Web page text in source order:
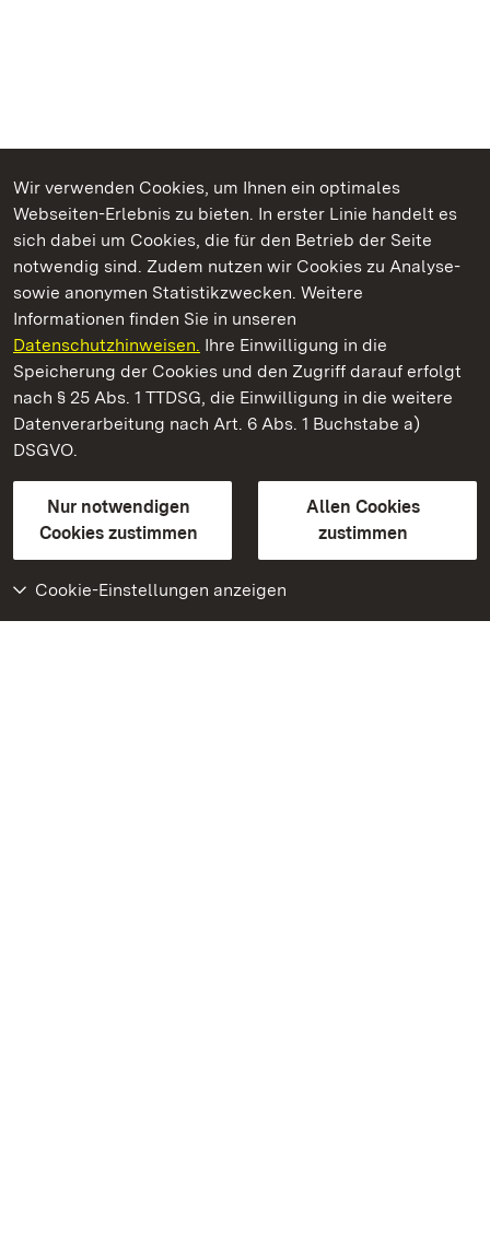
Wir verwenden Cookies, um Ihnen ein optimales
Webseiten-Erlebnis zu bieten. In erster Linie handelt es
sich dabei um Cookies, die für den Betrieb der Seite
notwendig sind. Zudem nutzen wir Cookies zu Analyse-
sowie anonymen Statistikzwecken. Weitere
Informationen finden Sie in unseren
Datenschutzhinweisen. Ihre Einwilligung in die
Speicherung der Cookies und den Zugriff darauf erfolgt
nach § 25 Abs. 1 TTDSG, die Einwilligung in die weitere
Datenverarbeitung nach Art. 6 Abs. 1 Buchstabe a)
DSGVO.
Nur notwendigen
Cookies zustimmen
Allen Cookies
zustimmen
Cookie-Einstellungen anzeigen
Kommen. Staunen. Genießen.
Staatliche Schlösser und Gärten Baden‑Württemberg
Staatliche Schlösser und Gärten Baden-Württemberg
Kontakt
GebärdenspracheLeichte Sprache
Erklärung zur Barrierefreiheit
BITV-konform (geprüfte Seiten)
Weiteres